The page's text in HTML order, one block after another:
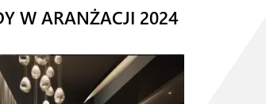
W ARANŻACJI 2024